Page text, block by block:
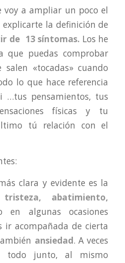
voy a ampliar un poco el
la definición de
de 13 síntomas. Los he
que puedas comprobar
«tocadas» cuando
lo que hace referencia
…tus pensamientos, tus
físicas y tu
tú relación con el
clara y evidente es la
tristeza, abatimiento,
en algunas ocasiones
ir acompañada de cierta
ansiedad. A veces
todo junto, al mismo